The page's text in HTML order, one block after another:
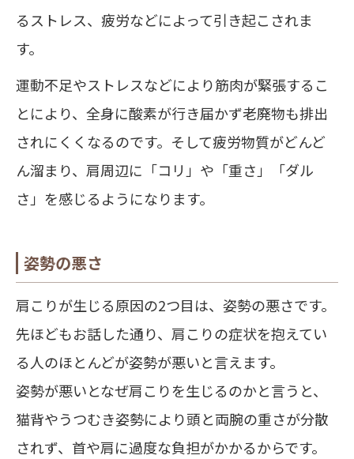
るストレス、疲労などによって引き起こされま
す。
運動不足やストレスなどにより筋肉が緊張するこ
とにより、全身に酸素が行き届かず老廃物も排出
されにくくなるのです。そして疲労物質がどんど
ん溜まり、肩周辺に「コリ」や「重さ」「ダル
さ」を感じるようになります。
姿勢の悪さ
肩こりが生じる原因の2つ目は、姿勢の悪さです。
先ほどもお話した通り、肩こりの症状を抱えてい
る人のほとんどが姿勢が悪いと言えます。
姿勢が悪いとなぜ肩こりを生じるのかと言うと、
猫背やうつむき姿勢により頭と両腕の重さが分散
されず、首や肩に過度な負担がかかるからです。